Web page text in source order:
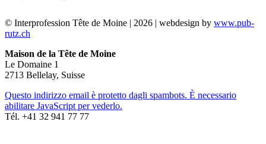
© Interprofession Tête de Moine | 2026 | webdesign by www.pub-
rutz.ch
Maison de la Tête de Moine
Le Domaine 1
2713 Bellelay, Suisse
Questo indirizzo email è protetto dagli spambots. È necessario
abilitare JavaScript per vederlo.
Tél. +41 32 941 77 77